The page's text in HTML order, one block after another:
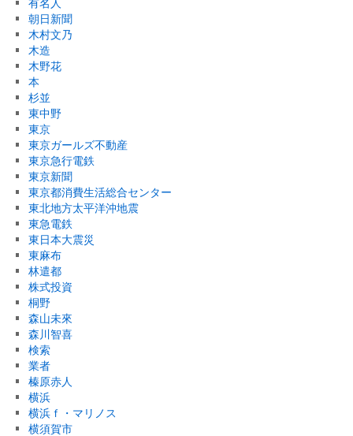
朝日新聞
木村文乃
木造
木野花
本
杉並
東中野
東京
東京ガールズ不動産
東京急行電鉄
東京新聞
東京都消費生活総合センター
東北地方太平洋沖地震
東急電鉄
東日本大震災
東麻布
林遣都
株式投資
桐野
森山未來
森川智喜
検索
業者
榛原赤人
横浜
横浜ｆ・マリノス
横須賀市